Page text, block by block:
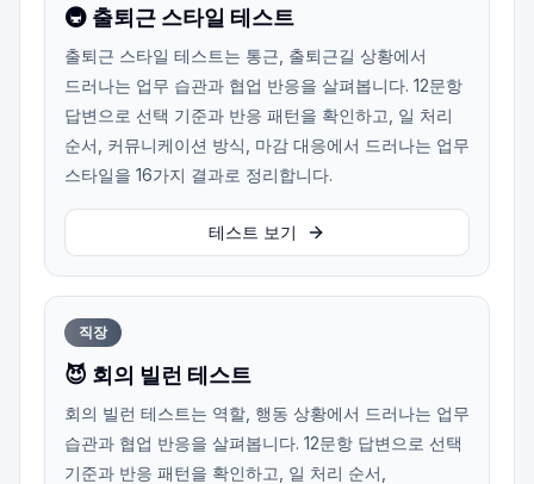
🚇 출퇴근 스타일 테스트
출퇴근 스타일 테스트는 통근, 출퇴근길 상황에서
드러나는 업무 습관과 협업 반응을 살펴봅니다. 12문항
답변으로 선택 기준과 반응 패턴을 확인하고, 일 처리
순서, 커뮤니케이션 방식, 마감 대응에서 드러나는 업무
스타일을 16가지 결과로 정리합니다.
테스트 보기
직장
😈 회의 빌런 테스트
회의 빌런 테스트는 역할, 행동 상황에서 드러나는 업무
습관과 협업 반응을 살펴봅니다. 12문항 답변으로 선택
기준과 반응 패턴을 확인하고, 일 처리 순서,